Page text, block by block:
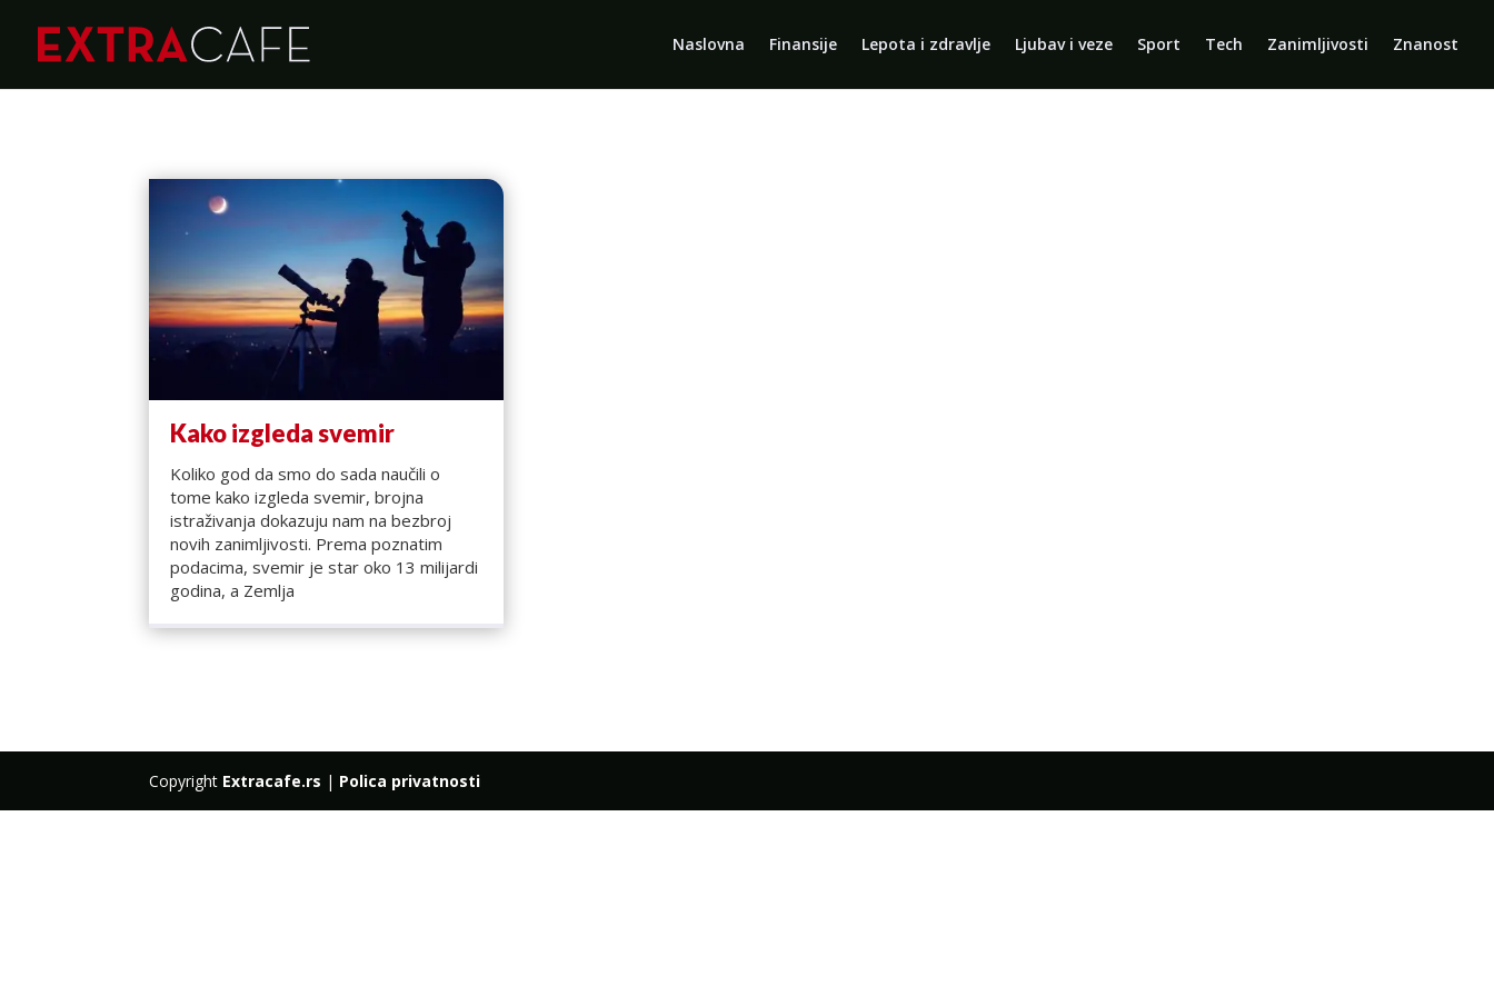
Naslovna Finansije Lepota i zdravlje Ljubav i veze Sport Tech Zanimljivosti Znanost
Kako izgleda svemir
Koliko god da smo do sada naučili o
tome kako izgleda svemir, brojna
istraživanja dokazuju nam na bezbroj
novih zanimljivosti. Prema poznatim
podacima, svemir je star oko 13 milijardi
godina, a Zemlja
Copyright Extracafe.rs | Polica privatnosti